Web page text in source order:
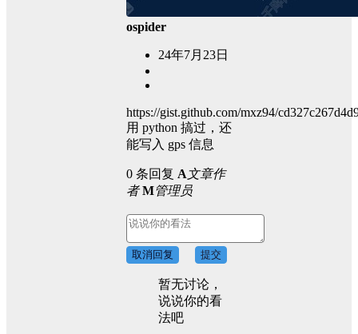
ospider
24年7月23日
https://gist.github.com/mxz94/
用 python 搞过，还
能写入 gps 信息
0 条回复 A文章作
者 M管理员
取消回复 提交
暂无讨论，
说说你的看
法吧